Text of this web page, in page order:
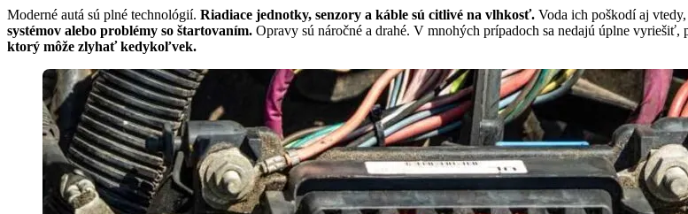
Moderné autá sú plné technológií. Riadiace jednotky, senzory a káble sú citlivé na vlhkosť. Voda ich poškodí aj
systémov alebo problémy so štartovaním. Opravy sú náročné a drahé. V mnohých prípadoch sa nedajú úplne vyriešiť,
ktorý môže zlyhať kedykoľvek.